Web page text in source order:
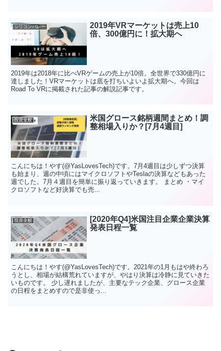
シリコンバレー
2019年VRマーケットは売上10
倍、300億円に！拡大期へ
2019年は2018年に比べVRゲームの売上が10倍。全世界で330億円に
達しました！VRマーケットは底を打ちいよいよ拡大期へ。今回は
Road To VRに掲載された記事の解説記事です。
投資全般
米国グロース銘柄週間まとめ！調
整相場入りか？[7月4週目]
こんにちは！やす(@YasLovesTech)です。7月4週目は少しずつ決算
も始まり、週の中頃にはマイクロソフトやTeslaの決算などもあった
週でした。7月４週目を簡単に振り返っていきます。 まとめ ・マイ
クロソフトなど好決算でも売...
投資全般
[2020年Q4]米国注目企業企業決算
発表日程一覧
こんにちは！やす(@YasLovesTech)です。2021年の1月もはや終わろ
うとし、相場が結構荒れていますが、やはり決算は冷静に見ていきた
いものです。 少し遅れましたが、主要なテック企業、グロース企業
の日程をまとめすので是非使っ...